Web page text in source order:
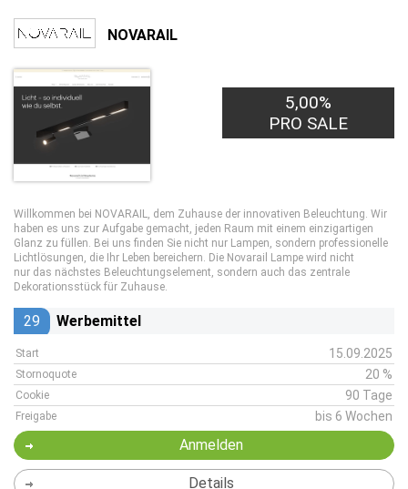
NOVARAIL
5,00%
PRO SALE
Willkommen bei NOVARAIL, dem Zuhause der innovativen Beleuchtung. Wir
haben es uns zur Aufgabe gemacht, jeden Raum mit einem einzigartigen
Glanz zu füllen. Bei uns finden Sie nicht nur Lampen, sondern professionelle
Lichtlösungen, die Ihr Leben bereichern. Die Novarail Lampe wird nicht
nur das nächstes Beleuchtungselement, sondern auch das zentrale
Dekorationsstück für Zuhause.
29 Werbemittel
Start 15.09.2025
Stornoquote 20 %
Cookie 90 Tage
Freigabe bis 6 Wochen
Anmelden
Details